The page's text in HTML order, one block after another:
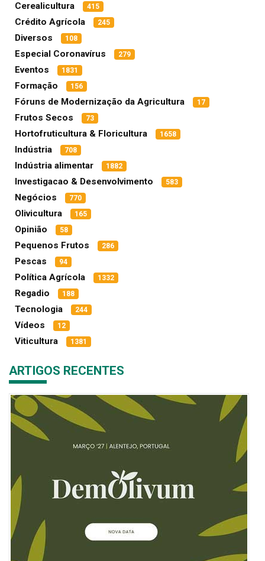
Cerealicultura 415
Crédito Agrícola 245
Diversos 108
Especial Coronavírus 279
Eventos 1831
Formação 156
Fóruns de Modernização da Agricultura 17
Frutos Secos 73
Hortofruticultura & Floricultura 1658
Indústria 708
Indústria alimentar 1882
Investigacao & Desenvolvimento 583
Negócios 770
Olivicultura 165
Opinião 58
Pequenos Frutos 286
Pescas 94
Política Agrícola 1332
Regadio 188
Tecnologia 244
Vídeos 12
Viticultura 1381
ARTIGOS RECENTES